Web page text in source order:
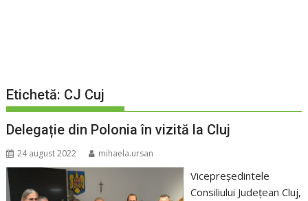
Etichetă: CJ Cuj
Delegație din Polonia în vizită la Cluj
24 august 2022 mihaela.ursan
Vicepreședintele
Consiliului Judeţean Cluj,